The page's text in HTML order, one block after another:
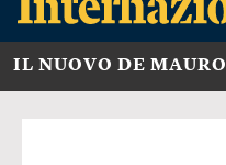
IL NUOVO DE MAURO